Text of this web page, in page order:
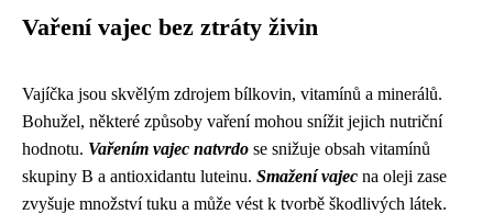
Vaření vajec bez ztráty živin
Vajíčka jsou skvělým zdrojem bílkovin, vitamínů a minerálů.
Bohužel, některé způsoby vaření mohou snížit jejich nutriční
hodnotu. Vařením vajec natvrdo se snižuje obsah vitamínů
skupiny B a antioxidantu luteinu. Smažení vajec na oleji zase
zvyšuje množství tuku a může vést k tvorbě škodlivých látek.